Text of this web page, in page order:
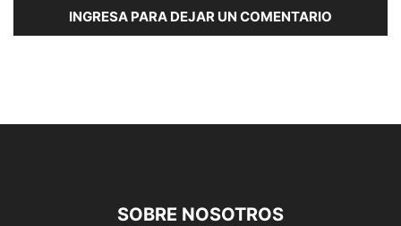
INGRESA PARA DEJAR UN COMENTARIO
SOBRE NOSOTROS